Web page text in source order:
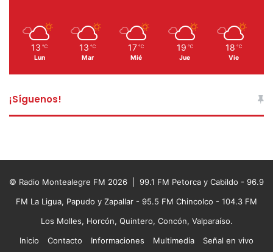
13 ℃
Lun
13 ℃
Mar
17 ℃
Mié
19 ℃
Jue
18 ℃
Vie
¡Síguenos!
© Radio Montealegre FM 2026 | 99.1 FM Petorca y Cabildo - 96.9
FM La Ligua, Papudo y Zapallar - 95.5 FM Chincolco - 104.3 FM
Los Molles, Horcón, Quintero, Concón, Valparaíso.
Inicio
Contacto Informaciones Multimedia Señal en vivo